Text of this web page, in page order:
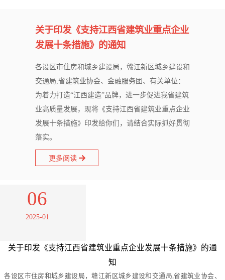
关于印发《支持江西省建筑业重点企业
发展十条措施》的通知
各设区市住房和城乡建设局，赣江新区城乡建设和
交通局,省建筑业协会、金融服务团、有关单位：
为着力打造“江西建造”品牌，进一步促进我省建筑
业高质量发展，现将《支持江西省建筑业重点企业
发展十条措施》印发给你们，请结合实际抓好贯彻
落实。
更多阅读
06
2025-01
关于印发《支持江西省建筑业重点企业发展十条措施》的通
知
各设区市住房和城乡建设局，赣江新区城乡建设和交通局,省建筑业协会、